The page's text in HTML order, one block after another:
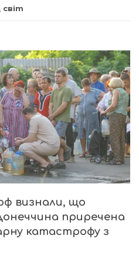
світ
визнали, що
приречена
катастрофу з